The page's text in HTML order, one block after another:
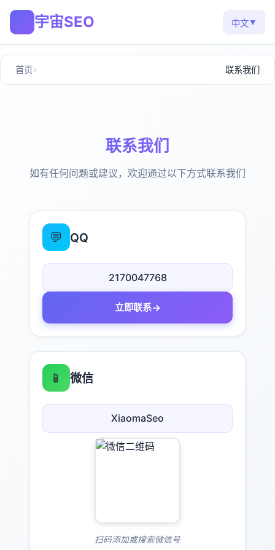
宇宙SEO 中文▼
首页 联系我们
联系我们
如有任何问题或建议，欢迎通过以下方式联系我们
💬 QQ
2170047768
立即联系→
📱 微信
XiaomaSeo
扫码添加或搜索微信号